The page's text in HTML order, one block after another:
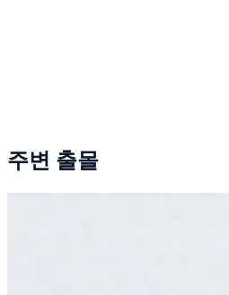
주변 출몰